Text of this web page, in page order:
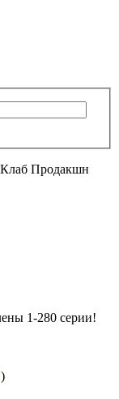
Продакшн
1-280 серии!
)